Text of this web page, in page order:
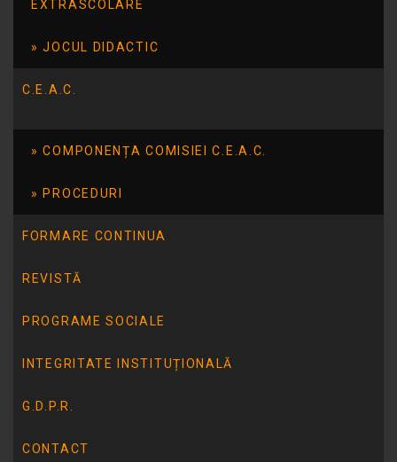
EXTRASCOLARE
JOCUL DIDACTIC
C.E.A.C.
COMPONENȚA COMISIEI C.E.A.C.
PROCEDURI
FORMARE CONTINUA
REVISTĂ
PROGRAME SOCIALE
INTEGRITATE INSTITUȚIONALĂ
G.D.P.R.
CONTACT
ARTICOLUL ANTERIOR
Cerna sectia Ludoteca